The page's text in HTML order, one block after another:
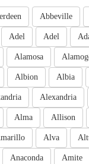
Abbeville
Adel
Adel
Alamosa
Albia
Albion
Alexandria
Allison
Alma
Alva
Amite
Anaconda